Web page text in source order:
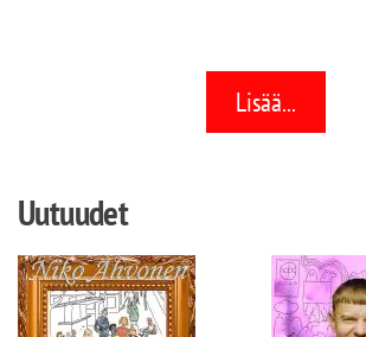
Lisää...
Uutuudet